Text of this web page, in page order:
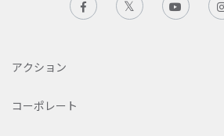
アクション
コーポレート